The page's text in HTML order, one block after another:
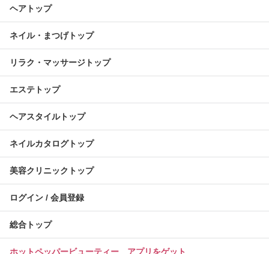
ヘアトップ
ネイル・まつげトップ
リラク・マッサージトップ
エステトップ
ヘアスタイルトップ
ネイルカタログトップ
美容クリニックトップ
ログイン / 会員登録
総合トップ
ホットペッパービューティー アプリをゲット